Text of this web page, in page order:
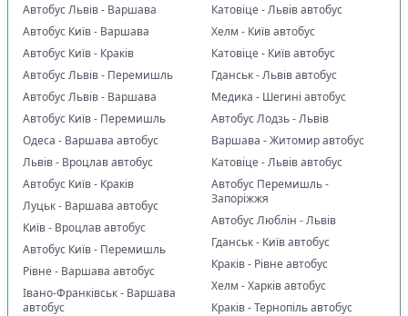
Автобус Львів - Варшава
Автобус Київ - Варшава
Автобус Київ - Краків
Автобус Львів - Перемишль
Автобус Львів - Варшава
Автобус Київ - Перемишль
Одеса - Варшава автобус
Львів - Вроцлав автобус
Автобус Київ - Краків
Луцьк - Варшава автобус
Київ - Вроцлав автобус
Автобус Київ - Перемишль
Рівне - Варшава автобус
Івано-Франківськ - Варшава
автобус
Катовіце - Львів автобус
Хелм - Київ автобус
Катовіце - Київ автобус
Гданськ - Львів автобус
Медика - Шегині автобус
Автобус Лодзь - Львів
Варшава - Житомир автобус
Катовіце - Львів автобус
Автобус Перемишль -
Запоріжжя
Автобус Люблін - Львів
Гданськ - Київ автобус
Краків - Рівне автобус
Хелм - Харків автобус
Краків - Тернопіль автобус